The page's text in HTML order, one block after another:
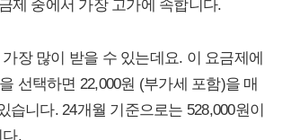
제 중에서 가장 고가에 속합니다.
장 많이 받을 수 있는데요. 이 요금제에
선택하면 22,000원 (부가세 포함)을 매
습니다. 24개월 기준으로는 528,000원이
.